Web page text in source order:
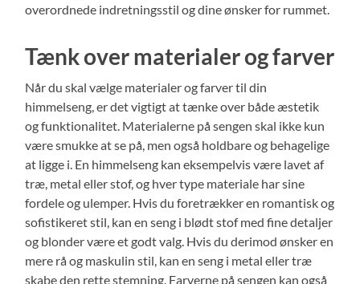
overordnede indretningsstil og dine ønsker for rummet.
Tænk over materialer og farver
Når du skal vælge materialer og farver til din
himmelseng, er det vigtigt at tænke over både æstetik
og funktionalitet. Materialerne på sengen skal ikke kun
være smukke at se på, men også holdbare og behagelige
at ligge i. En himmelseng kan eksempelvis være lavet af
træ, metal eller stof, og hver type materiale har sine
fordele og ulemper. Hvis du foretrækker en romantisk og
sofistikeret stil, kan en seng i blødt stof med fine detaljer
og blonder være et godt valg. Hvis du derimod ønsker en
mere rå og maskulin stil, kan en seng i metal eller træ
skabe den rette stemning. Farverne på sengen kan også